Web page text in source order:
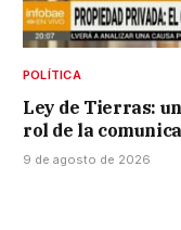
POLÍTICA
Ley de Tierras:
rol de la
9 de agosto de 2026